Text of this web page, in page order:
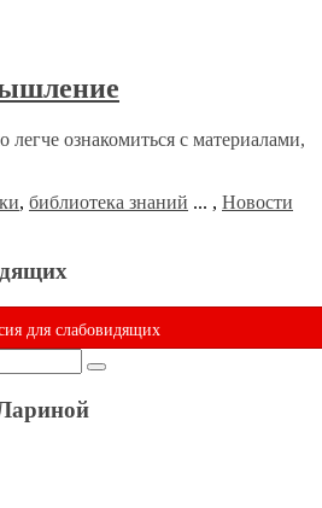
ознакомиться с материалами,
, библиотека знаний ... , Новости
для слабовидящих